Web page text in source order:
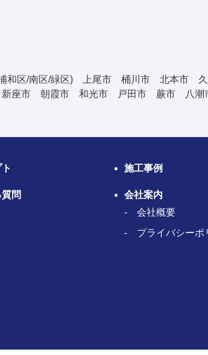
区/浦和区/南区/緑区) 上尾市 桶川市 北本
座市 朝霞市 和光市 戸田市 蕨市 八潮
施工事例
問
会社案内
会社概要
プライバシーポ